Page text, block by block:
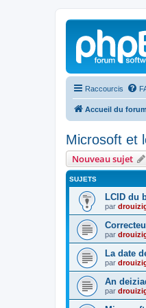
Raccourcis
Accueil du forum
Microsoft et
Nouveau sujet
SUJETS
LCID du
par
par
La date
par
An
par